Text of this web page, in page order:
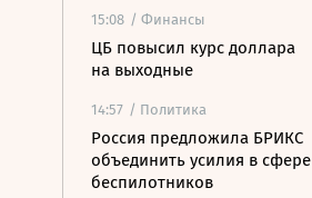
15:08 / Финансы
ЦБ повысил курс доллара
на выходные
14:57 / Политика
Россия предложила БРИКС
объединить усилия в сфере
беспилотников